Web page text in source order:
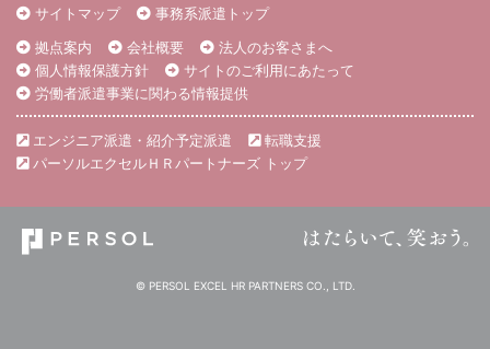
サイトマップ
事務系派遣トップ
拠点案内
会社概要
法人のお客さまへ
個人情報保護方針
サイトのご利用にあたって
労働者派遣事業に関わる情報提供
エンジニア派遣・紹介予定派遣
転職支援
パーソルエクセルＨＲパートナーズ トップ
© PERSOL EXCEL HR PARTNERS CO., LTD.